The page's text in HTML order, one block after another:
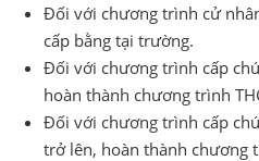
Đối với chương trình cử
cấp bằng tại trường.
Đối với chương trình cấp
hoàn thành chương trình
Đối với chương trình cấp
trở lên, hoàn thành chương